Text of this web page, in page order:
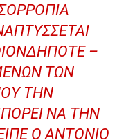
–
ΤΩΝ
ΤΗΝ
ΝΑ ΤΗΝ
Ο ΑΝΤΌΝΙΟ